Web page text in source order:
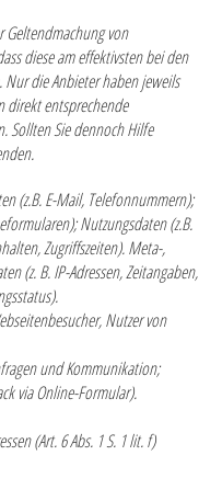
Geltendmachung von
diese am effektivsten bei den
die Anbieter haben jeweils
direkt entsprechende
Sollten Sie dennoch Hilfe
(z.B. E-Mail, Telefonnummern);
Nutzungsdaten (z.B.
Zugriffszeiten). Meta-,
(z. B. IP-Adressen, Zeitangaben,
Nutzer von
und Kommunikation;
via Online-Formular).
(Art. 6 Abs. 1 S. 1 lit. f)